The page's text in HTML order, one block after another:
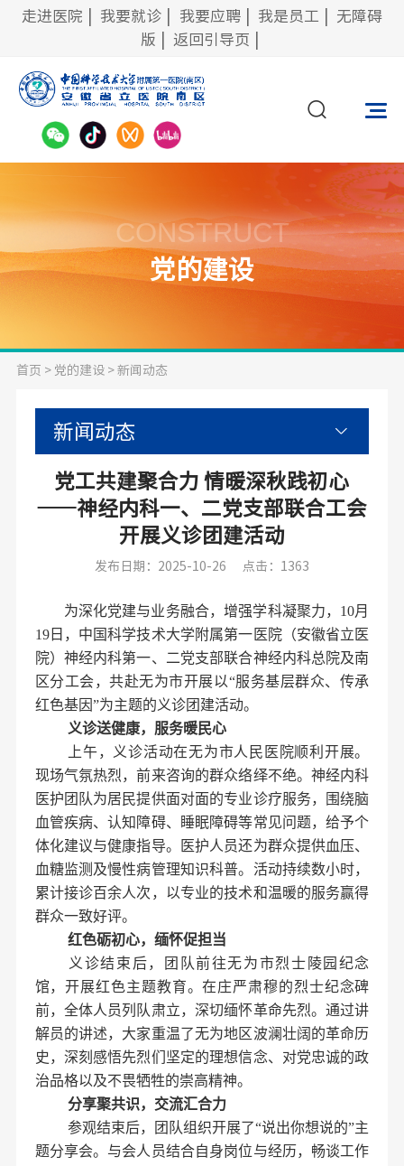
走进医院 我要就诊 我要应聘 我是员工
无障碍
版
返回引导页
CONSTRUCT
党的建设
首页 > 党的建设> 新闻动态
新闻动态
党工共建聚合力 情暖深秋践初心
——神经内科一、二党支部联合工会
开展义诊团建活动
发布日期：2025-10-26 点击：1363
为深化党建与业务融合，增强学科凝聚力，10月
19日，中国科学技术大学附属第一医院（安徽省立医
院）神经内科第一、二党支部联合神经内科总院及南
区分工会，共赴无为市开展以“服务基层群众、传承
红色基因”为主题的义诊团建活动。
义诊送健康，服务暖民心
上午，义诊活动在无为市人民医院顺利开展。
现场气氛热烈，前来咨询的群众络绎不绝。神经内科
医护团队为居民提供面对面的专业诊疗服务，围绕脑
血管疾病、认知障碍、睡眠障碍等常见问题，给予个
体化建议与健康指导。医护人员还为群众提供血压、
血糖监测及慢性病管理知识科普。活动持续数小时，
累计接诊百余人次，以专业的技术和温暖的服务赢得
群众一致好评。
红色砺初心，缅怀促担当
义诊结束后，团队前往无为市烈士陵园纪念
馆，开展红色主题教育。在庄严肃穆的烈士纪念碑
前，全体人员列队肃立，深切缅怀革命先烈。通过讲
解员的讲述，大家重温了无为地区波澜壮阔的革命历
史，深刻感悟先烈们坚定的理想信念、对党忠诚的政
治品格以及不畏牺牲的崇高精神。
分享聚共识，交流汇合力
参观结束后，团队组织开展了“说出你想说的”主
题分享会。与会人员结合自身岗位与经历，畅谈工作